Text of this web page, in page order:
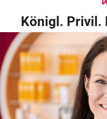
Königl. Privil.